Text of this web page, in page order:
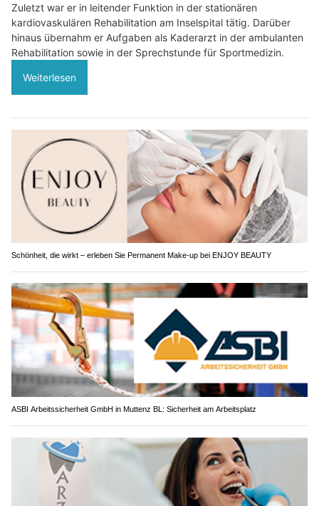
Zuletzt war er in leitender Funktion in der stationären
kardiovaskulären Rehabilitation am Inselspital tätig. Darüber
hinaus übernahm er Aufgaben als Kaderarzt in der ambulanten
Rehabilitation sowie in der Sprechstunde für Sportmedizin.
Weiterlesen
Schönheit, die wirkt – erleben Sie Permanent Make-up bei ENJOY BEAUTY
ASBI Arbeitssicherheit GmbH in Muttenz BL: Sicherheit am Arbeitsplatz